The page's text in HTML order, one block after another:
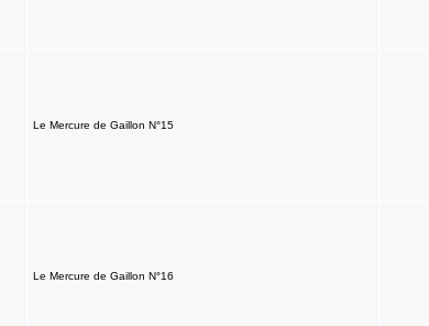
Le Mercure de Gaillon N°15
Le Mercure de Gaillon N°16